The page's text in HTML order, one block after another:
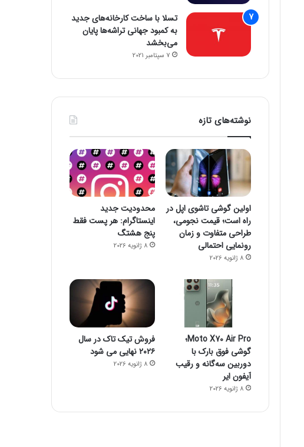
تسلا با ساخت کارخانه‌های جدید
به کمبود جهانی تراشه‌ها پایان
می‌بخشد
7 سپتامبر 2021
نوشته‌های تازه
اولین گوشی تاشوی اپل در
راه است؛ قیمت نجومی،
طراحی متفاوت و زمان
رونمایی احتمالی
8 ژانویه 2026
محدودیت جدید
اینستاگرام: هر پست فقط
پنج هشتگ
8 ژانویه 2026
Moto X70 Air Pro؛
گوشی فوق بارک با
دوربین سه‌گانه و رقیب
آیفون ایر
8 ژانویه 2026
فروش تیک تاک در سال
۲۰۲۶ نهایی می شود
8 ژانویه 2026